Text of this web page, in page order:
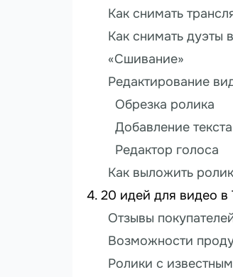
Как снимать
Как снимать дуэты
«Сшивание»
Редактирование
Обрезка ролика
Добавление текста
Редактор голоса
Как выложить ролик
20 идей для видео в
Отзывы
Возможности
Ролики с